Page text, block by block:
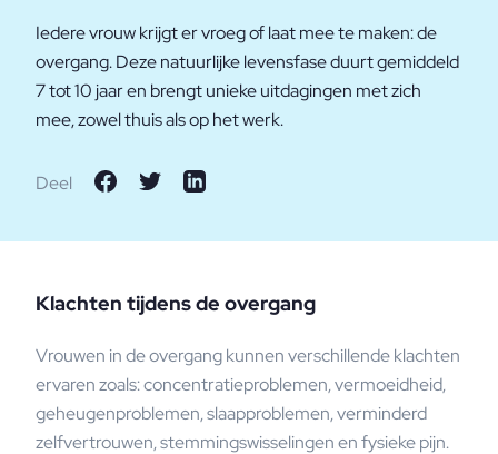
Iedere vrouw krijgt er vroeg of laat mee te maken: de
overgang. Deze natuurlijke levensfase duurt gemiddeld
7 tot 10 jaar en brengt unieke uitdagingen met zich
mee, zowel thuis als op het werk.
Deel
Klachten tijdens de overgang
Vrouwen in de overgang kunnen verschillende klachten
ervaren zoals: concentratieproblemen, vermoeidheid,
geheugenproblemen, slaapproblemen, verminderd
zelfvertrouwen, stemmingswisselingen en fysieke pijn.